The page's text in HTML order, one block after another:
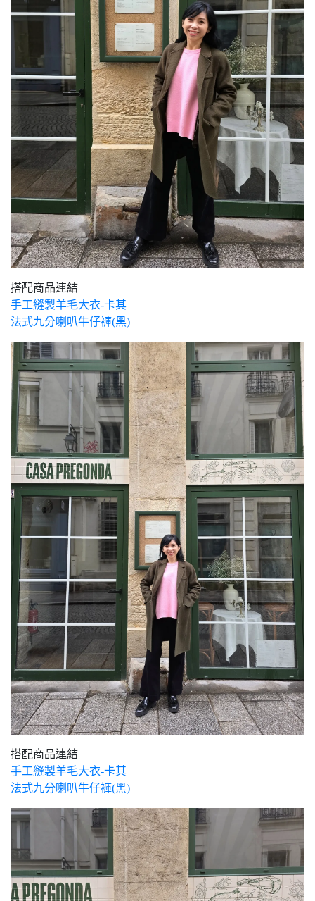
搭配商品連結
手工縫製羊毛大衣-卡其
法式九分喇叭牛仔褲(黑)
搭配商品連結
手工縫製羊毛大衣-卡其
法式九分喇叭牛仔褲(黑)